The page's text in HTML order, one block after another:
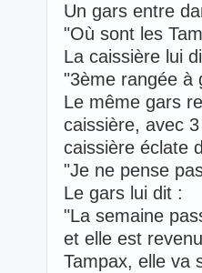
Un gars entre
"Où sont les
La caissière lui
"3ème rangée à
Le même gars
caissière, avec
caissière éclate
"Je ne pense
Le gars lui dit :
"La semaine
et elle est
Tampax, elle va